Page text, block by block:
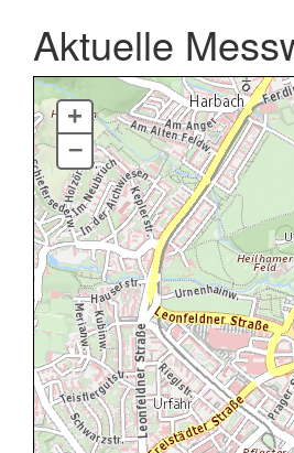
Aktuelle
+
–